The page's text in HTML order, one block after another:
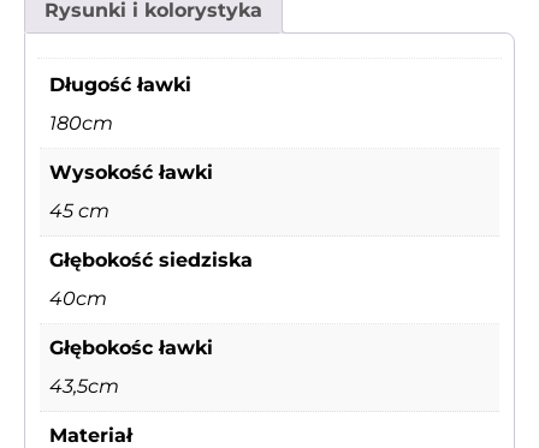
Rysunki i kolorystyka
Długość ławki
180cm
Wysokość ławki
45 cm
Głębokość siedziska
40cm
Głębokośc ławki
43,5cm
Materiał